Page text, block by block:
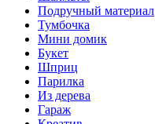
Подручный материал
Тумбочка
Мини домик
Букет
Шприц
Парилка
Из дерева
Гараж